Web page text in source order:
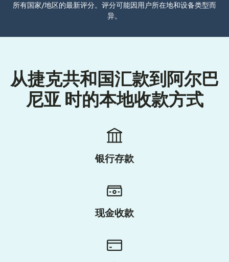
所有国家/地区的最新评分。评分可能因用户所在地和设备类型而
异。
从捷克共和国汇款到阿尔巴
尼亚 时的本地收款方式
银行存款
现金收款